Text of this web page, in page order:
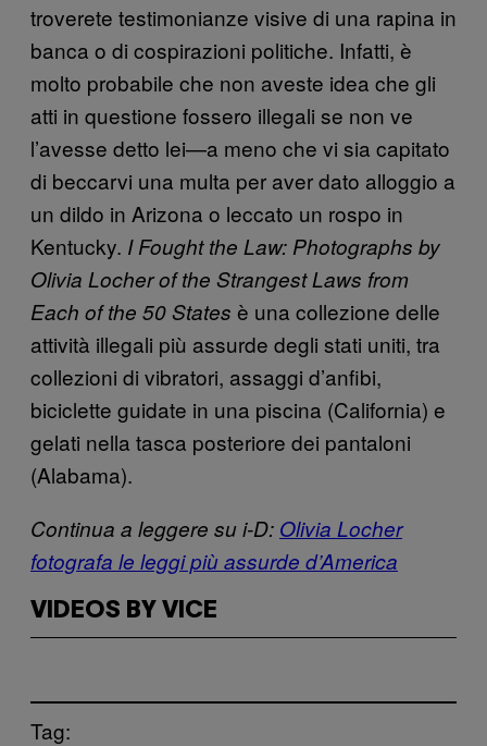
troverete testimonianze visive di una rapina in
banca o di cospirazioni politiche. Infatti, è
molto probabile che non aveste idea che gli
atti in questione fossero illegali se non ve
l’avesse detto lei—a meno che vi sia capitato
di beccarvi una multa per aver dato alloggio a
un dildo in Arizona o leccato un rospo in
Kentucky. I Fought the Law: Photographs by
Olivia Locher of the Strangest Laws from
Each of the 50 States è una collezione delle
attività illegali più assurde degli stati uniti, tra
collezioni di vibratori, assaggi d’anfibi,
biciclette guidate in una piscina (California) e
gelati nella tasca posteriore dei pantaloni
(Alabama).
Continua a leggere su i-D: Olivia Locher
fotografa le leggi più assurde d’America
VIDEOS BY VICE
Tag: